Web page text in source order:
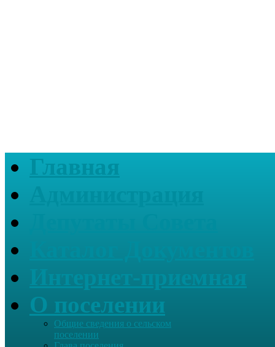
Главная
О поселении
Общие сведения о сельском
поселении